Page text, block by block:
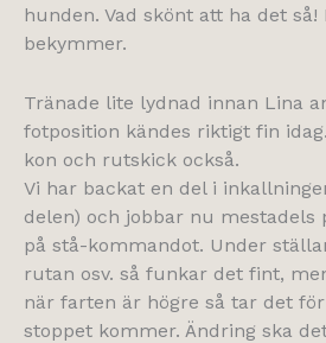
hunden. Vad skönt att ha det så!
bekymmer.
Tränade lite lydnad innan Lina
fotposition kändes riktigt fin
kon och rutskick också.
Vi har backat en del i
delen) och jobbar nu mestadels
på stå-kommandot. Under
rutan osv. så funkar det fint,
när farten är högre så tar det
stoppet kommer. Ändring ska